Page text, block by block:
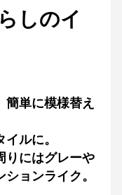
しのイ
単に模様替え
ルに。
りにはグレーや
ョンライク。